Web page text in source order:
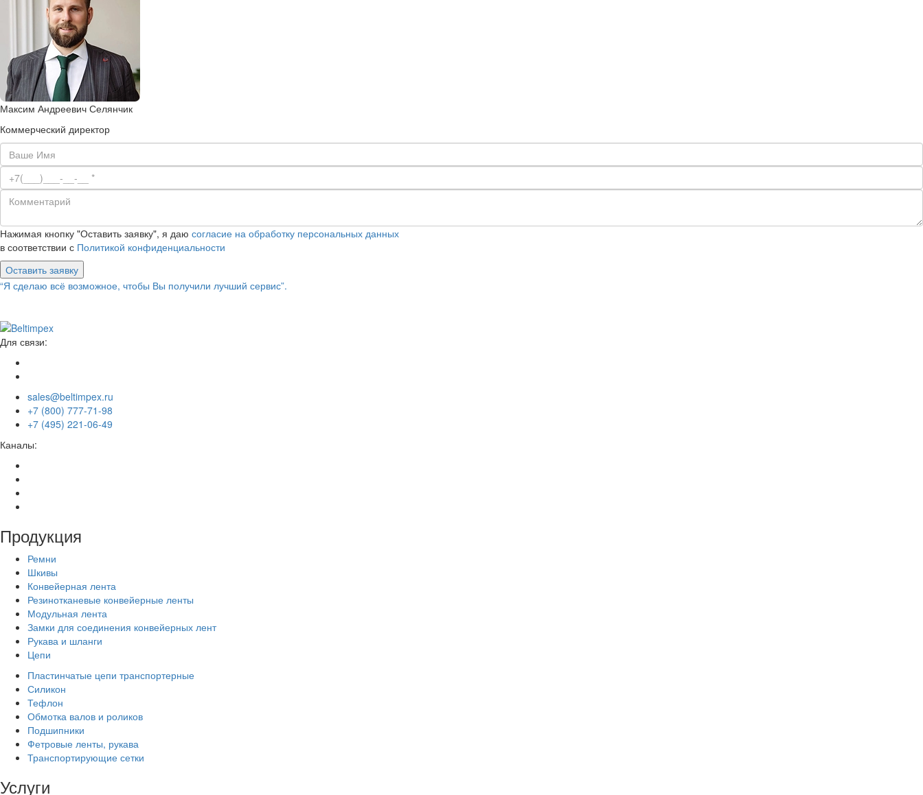
Максим Андреевич Селянчик
Коммерческий директор
Нажимая кнопку "Оставить заявку", я даю согласие на обработку персональных данных
в соответствии с Политикой конфиденциальности
Оставить заявку
“Я сделаю всё возможное, чтобы Вы получили лучший сервис”.
Для связи:
sales@beltimpex.ru
+7 (800) 777-71-98
+7 (495) 221-06-49
Каналы:
Продукция
Ремни
Шкивы
Конвейерная лента
Резинотканевые конвейерные ленты
Модульная лента
Замки для соединения конвейерных лент
Рукава и шланги
Цепи
Пластинчатые цепи транспортерные
Силикон
Тефлон
Обмотка валов и роликов
Подшипники
Фетровые ленты, рукава
Транспортирующие сетки
Услуги